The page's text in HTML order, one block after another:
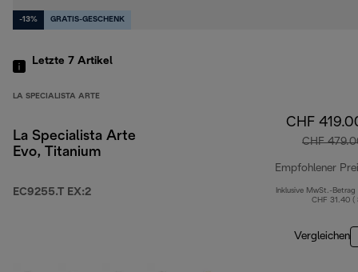
-13% GRATIS-GESCHENK
Letzte 7 Artikel
LA SPECIALISTA ARTE
La Specialista Arte
Evo, Titanium
EC9255.T EX:2
CHF
CHF
Empfohlener
Inklusive MwSt.-Betrag
CHF 31.40 (
Vergleichen